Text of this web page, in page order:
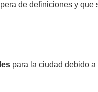
de definiciones y
para la ciudad debido a